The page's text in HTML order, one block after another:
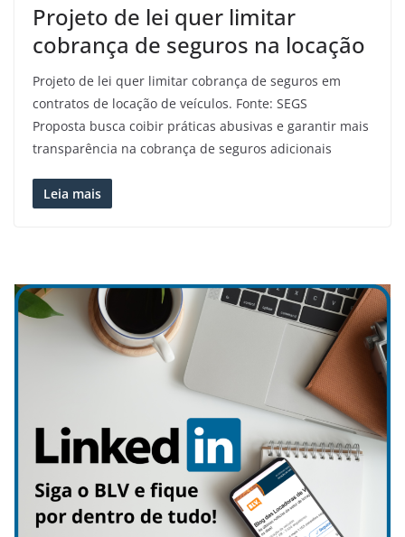
Projeto de lei quer limitar
cobrança de seguros na locação
Projeto de lei quer limitar cobrança de seguros em
contratos de locação de veículos. Fonte: SEGS
Proposta busca coibir práticas abusivas e garantir mais
transparência na cobrança de seguros adicionais
Leia mais